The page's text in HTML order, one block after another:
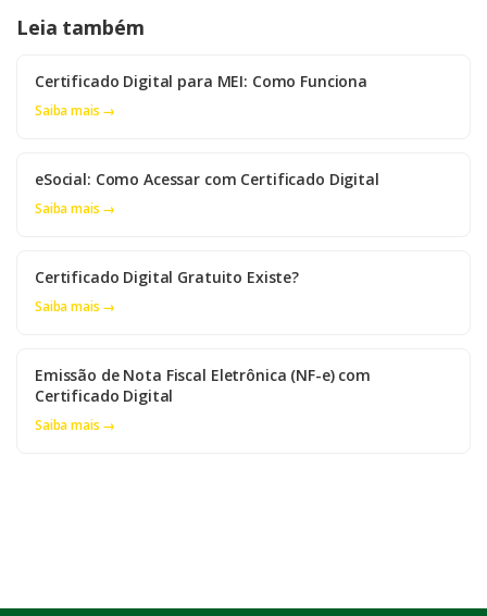
Leia também
Certificado Digital para MEI: Como Funciona
Saiba mais →
eSocial: Como Acessar com Certificado Digital
Saiba mais →
Certificado Digital Gratuito Existe?
Saiba mais →
Emissão de Nota Fiscal Eletrônica (NF-e) com
Certificado Digital
Saiba mais →